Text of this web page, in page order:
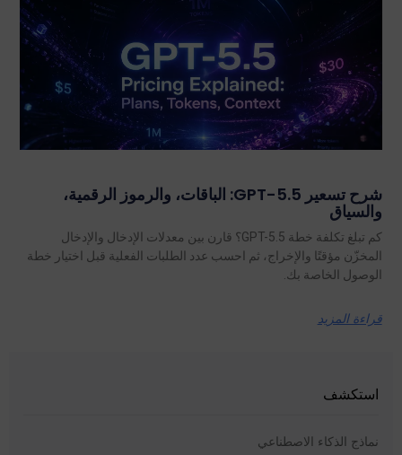
شرح تسعير GPT-5.5: الباقات، والرموز الرقمية،
والسياق
كم تبلغ تكلفة خطة GPT-5.5؟ قارن بين معدلات الإدخال والإدخال
المخزّن مؤقتًا والإخراج، ثم احسب عدد الطلبات الفعلية قبل اختيار خطة
الوصول الخاصة بك.
قراءة المزيد
استكشف
نماذج الذكاء الاصطناعي